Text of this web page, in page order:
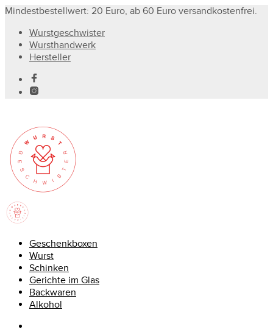
Mindestbestellwert: 20 Euro, ab 60 Euro versandkostenfrei.
Wurstgeschwister
Wursthandwerk
Hersteller
Geschenkboxen
Wurst
Schinken
Gerichte im Glas
Backwaren
Alkohol